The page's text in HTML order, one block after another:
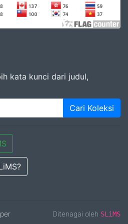
kata kunci dari judul,
Cari Koleksi
Ditenagai oleh SLiMS